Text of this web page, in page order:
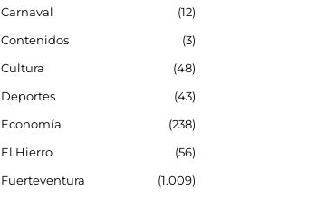
Carnaval
12
Contenidos
3
Cultura
48
Deportes
43
Economía
238
El Hierro
56
Fuerteventura
1.009